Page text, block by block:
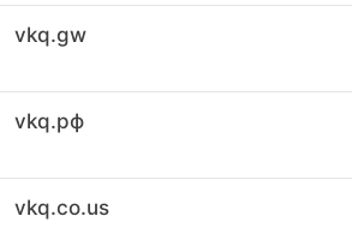
vkq.gw
vkq.рф
vkq.co.us